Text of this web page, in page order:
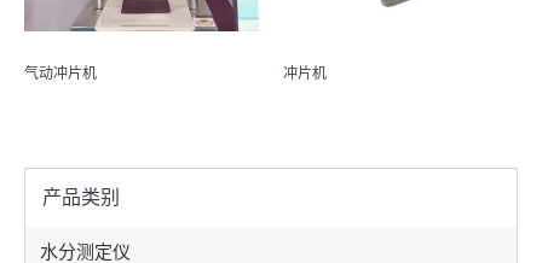
气动冲片机 冲片机
产品类别
水分测定仪